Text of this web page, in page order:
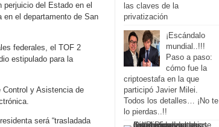
del Estado en el
el departamento de San
federales, el TOF 2
estipulado para la
Control y Asistencia de
será “trasladada
las claves de la
privatización
¡Escándalo
mundial..!!!
Paso a paso:
cómo fue la
criptoestafa en la que
participó Javier Milei.
Todos los detalles… ¡No te
lo pierdas..!!